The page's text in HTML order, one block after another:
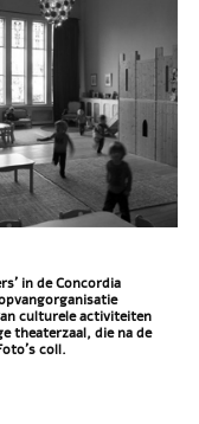
in de Concordia
culturele activiteiten
theaterzaal, die na de
coll.